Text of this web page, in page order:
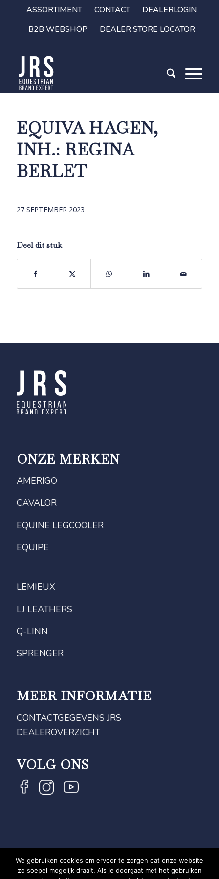
ASSORTIMENT CONTACT
DEALERLOGIN
B2B WEBSHOP
DEALER STORE LOCATOR
EQUIVA HAGEN,
INH.: REGINA
BERLET
27 SEPTEMBER 2023
Deel dit stuk
ONZE MERKEN
AMERIGO
CAVALOR
EQUINE LEGCOOLER
EQUIPE
LEMIEUX
LJ LEATHERS
Q-LINN
SPRENGER
MEER INFORMATIE
CONTACTGEGEVENS JRS
DEALEROVERZICHT
VOLG ONS
COPYRIGHT JRS - EQUESTRIAN BRAND EXPERT -
We gebruiken cookies om ervoor te zorgen dat onze website
zo soepel mogelijk draait. Als je doorgaat met het gebruiken